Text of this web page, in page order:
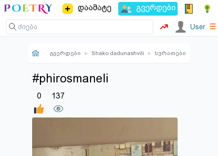
დაამატე გვერდები
User ☰
გვერდები ▸ Shako dadunashvili ▸ სურათები
#phirosmaneli
0 137